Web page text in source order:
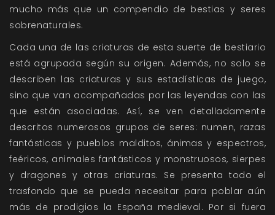
mucho más que un compendio de bestias y seres
sobrenaturales.
Cada una de las criaturas de esta suerte de bestiario
está agrupada según su origen. Además, no solo se
describen las criaturas y sus estadísticas de juego,
sino que van acompañadas por las leyendas con las
que están asociadas. Así, se ven detalladamente
descritos numerosos grupos de seres: numen, razas
fantásticas y pueblos malditos, ánimas y espectros,
feéricos, animales fantásticos y monstruosos, sierpes
y dragones y otras criaturas. Se presenta todo el
trasfondo que se pueda necesitar para poblar aún
más de prodigios la España medieval. Por si fuera